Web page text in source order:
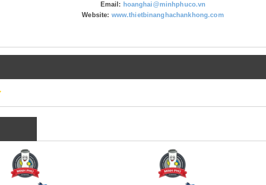
Email: hoanghai@minhphuco.vn
Website: www.thietbinanghachankhong.com